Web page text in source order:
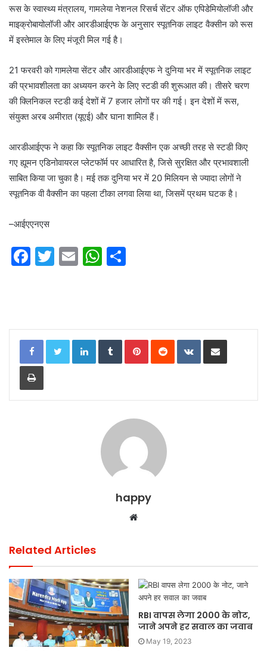
रूस के स्वास्थ्य मंत्रालय, गामलेया नेशनल रिसर्च सेंटर ऑफ एपिडेमियोलॉजी और
माइक्रोबायोलॉजी और आरडीआईएफ के अनुसार स्पूतनिक लाइट वैक्सीन को रूस
में इस्तेमाल के लिए मंजूरी मिल गई है।
21 फरवरी को गामलेया सेंटर और आरडीआईएफ ने दुनिया भर में स्पूतनिक लाइट
की प्रभावशीलता का अध्ययन करने के लिए स्टडी की शुरूआत की। तीसरे चरण
की क्लिनिकल स्टडी कई देशों में 7 हजार लोगों पर की गई। इन देशों में रूस,
संयुक्त अरब अमीरात (यूएई) और घाना शामिल हैं।
आरडीआईएफ ने कहा कि स्पूतनिक लाइट वैक्सीन एक अच्छी तरह से स्टडी किए
गए ह्यूमन एडिनोवायरल प्लेटफॉर्म पर आधारित है, जिसे सुरक्षित और प्रभावशाली
साबित किया जा चुका है। मई तक दुनिया भर में 20 मिलियन से ज्यादा लोगों ने
स्पूतनिक वी वैक्सीन का पहला टीका लगवा लिया था, जिसमें प्रथम घटक है।
–आईएएनएस
F
b
o
o
k
T
E
W
A
p
p
LinkedInTumblrPinterestReddit VKontakteShare via Email
Print
happy
Website
Related Articles
RBI वापस लेगा 2000 के नोट,
जाने अपने हर सवाल का जवाब
May 19, 2023